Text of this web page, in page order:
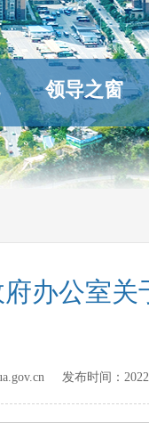
领导之窗
办公室
发布时间：